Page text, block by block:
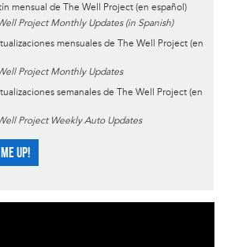
mensual de The Well Project (en español)
Project Monthly Updates (in Spanish)
mensuales de The Well Project (en
Project Monthly Updates
semanales de The Well Project (en
Project Weekly Auto Updates
UP!